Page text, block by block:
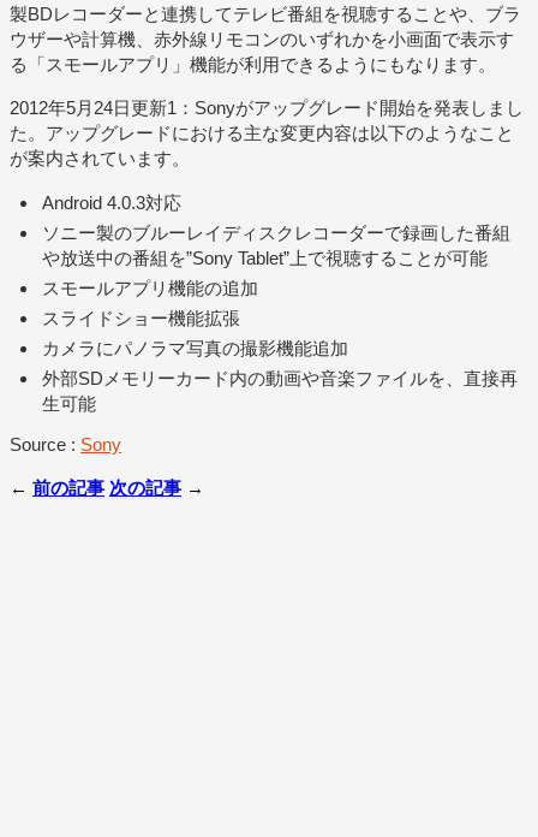
製BDレコーダーと連携してテレビ番組を視聴することや、ブラ
ウザーや計算機、赤外線リモコンのいずれかを小画面で表示す
る「スモールアプリ」機能が利用できるようにもなります。
2012年5月24日更新1：Sonyがアップグレード開始を発表しまし
た。アップグレードにおける主な変更内容は以下のようなこと
が案内されています。
Android 4.0.3対応
ソニー製のブルーレイディスクレコーダーで録画した番組
や放送中の番組を”Sony Tablet”上で視聴することが可能
スモールアプリ機能の追加
スライドショー機能拡張
カメラにパノラマ写真の撮影機能追加
外部SDメモリーカード内の動画や音楽ファイルを、直接再
生可能
Source : Sony
← 前の記事 次の記事 →